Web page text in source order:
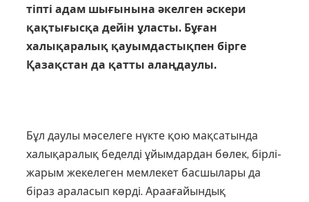
тіпті адам шығынына әкелген әскери
қақтығысқа дейін ұласты. Бұған
халықаралық қауымдастықпен бірге
Қазақстан да қатты алаңдаулы.
Бұл даулы мәселеге нүкте қою мақсатында
халықаралық беделді ұйымдардан бөлек, бірлі-
жарым жекелеген мемлекет басшылары да
біраз араласып көрді. Араағайындық